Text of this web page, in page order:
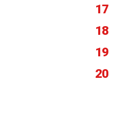
17
18
19
20